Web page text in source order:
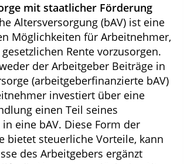
mit staatlicher Förderung
Altersversorgung (bAV) ist eine
Möglichkeiten für Arbeitnehmer,
Rente vorzusorgen.
der Arbeitgeber Beiträge in
(arbeitgeberfinanzierte bAV)
investiert über eine
einen Teil seines
eine bAV. Diese Form der
bietet steuerliche Vorteile, kann
des Arbeitgebers ergänzt